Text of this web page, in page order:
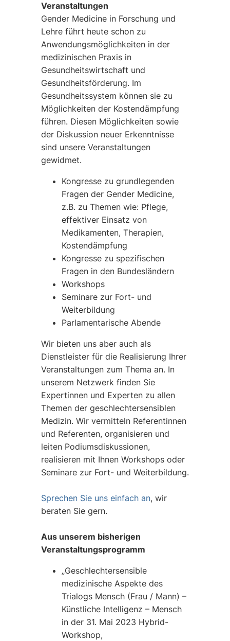
Veranstaltungen
Gender Medicine in Forschung und
Lehre führt heute schon zu
Anwendungsmöglichkeiten in der
medizinischen Praxis in
Gesundheitswirtschaft und
Gesundheitsförderung. Im
Gesundheitssystem können sie zu
Möglichkeiten der Kostendämpfung
führen. Diesen Möglichkeiten sowie
der Diskussion neuer Erkenntnisse
sind unsere Veranstaltungen
gewidmet.
Kongresse zu grundlegenden
Fragen der Gender Medicine,
z.B. zu Themen wie: Pflege,
effektiver Einsatz von
Medikamenten, Therapien,
Kostendämpfung
Kongresse zu spezifischen
Fragen in den Bundesländern
Workshops
Seminare zur Fort- und
Weiterbildung
Parlamentarische Abende
Wir bieten uns aber auch als
Dienstleister für die Realisierung Ihrer
Veranstaltungen zum Thema an. In
unserem Netzwerk finden Sie
Expertinnen und Experten zu allen
Themen der geschlechtersensiblen
Medizin. Wir vermitteln Referentinnen
und Referenten, organisieren und
leiten Podiumsdiskussionen,
realisieren mit Ihnen Workshops oder
Seminare zur Fort- und Weiterbildung.
Sprechen Sie uns einfach an, wir
beraten Sie gern.
Aus unserem bisherigen
Veranstaltungsprogramm
„Geschlechtersensible
medizinische Aspekte des
Trialogs Mensch (Frau / Mann) –
Künstliche Intelligenz – Mensch
in der 31. Mai 2023 Hybrid-
Workshop,